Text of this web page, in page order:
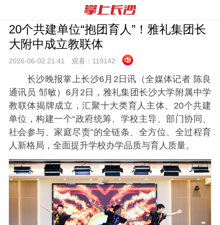
20个共建单位“抱团育人”！雅礼集团长
大附中成立教联体
2026-06-02 21:41 观看： 119142
长沙晚报掌上长沙6月2日讯（全媒体记者 陈良
通讯员 邹敏）6月2日，雅礼集团长沙大学附属中学
教联体揭牌成立，汇聚十大类育人主体、20个共建
单位，构建一个“政府统筹、学校主导、部门协同、
社会参与、家庭尽责”的全链条、全方位、全过程育
人新格局，全面提升学校办学品质与育人质量。